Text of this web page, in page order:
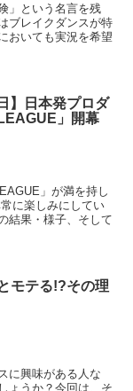
」という名言を残
ブレイクダンスが特
おいても実況を希望
】日本発プロダ
」開幕
」が満を持し
に楽しみにしてい
結果・様子、そして
モテる!?その理
に興味がある人な
ょうか？今回は、そ